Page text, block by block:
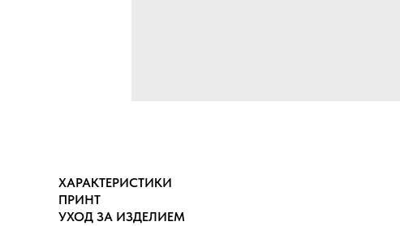
ХАРАКТЕРИСТИКИ
ПРИНТ
УХОД ЗА ИЗДЕЛИЕМ